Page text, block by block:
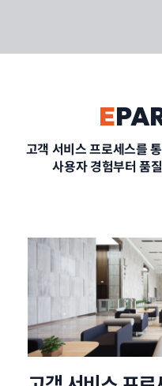
PORTFOLIO
CONTACT
정부지원사업
E
고객 서비스 프로세스를
사용자 경험부터 품